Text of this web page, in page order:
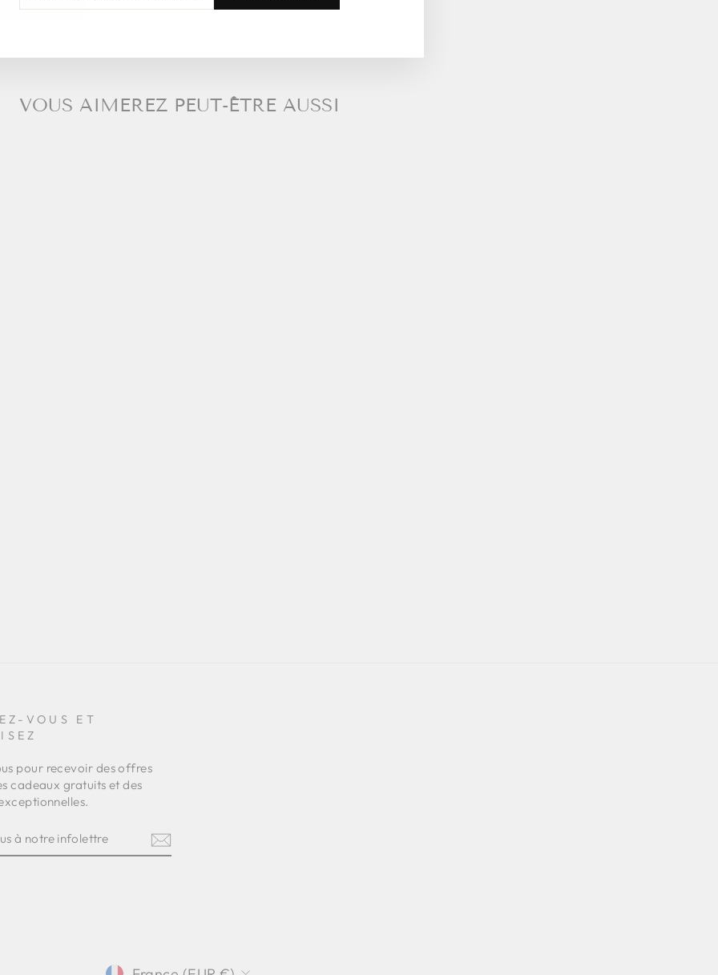
VOUS AIMEREZ PEUT-ÊTRE AUSSI
VOUS ET
pour recevoir des offres
cadeaux gratuits et des